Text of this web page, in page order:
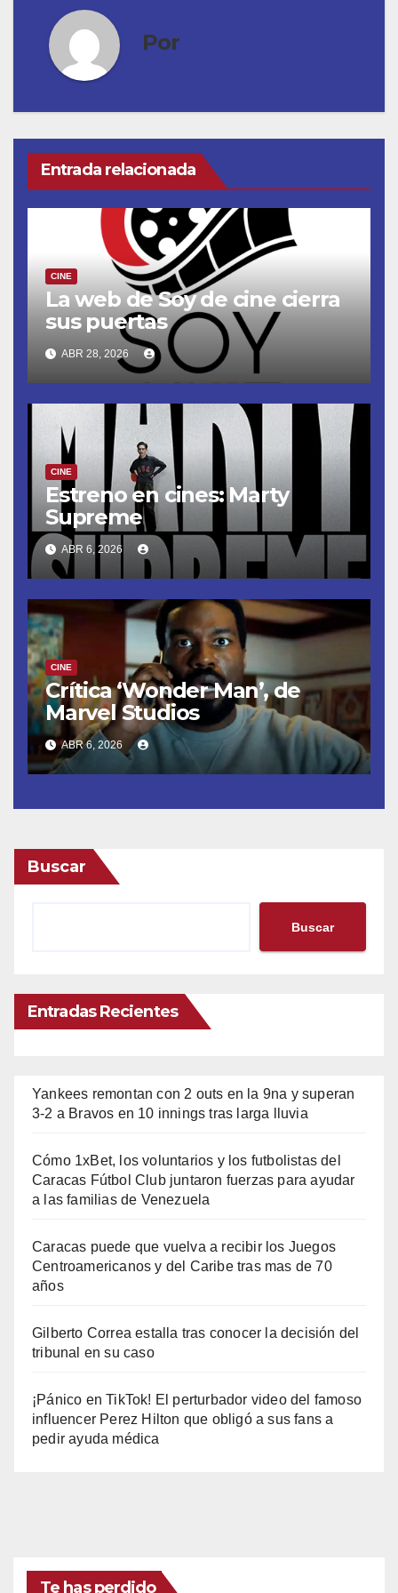
Por
Entrada relacionada
CINE
La web de Soy de cine cierra
sus puertas
ABR 28, 2026
CINE
Estreno en cines: Marty
Supreme
ABR 6, 2026
CINE
Crítica ‘Wonder Man’, de
Marvel Studios
ABR 6, 2026
Buscar
Buscar
Entradas Recientes
Yankees remontan con 2 outs en la 9na y superan
3-2 a Bravos en 10 innings tras larga lluvia
Cómo 1xBet, los voluntarios y los futbolistas del
Caracas Fútbol Club juntaron fuerzas para ayudar
a las familias de Venezuela
Caracas puede que vuelva a recibir los Juegos
Centroamericanos y del Caribe tras mas de 70
años
Gilberto Correa estalla tras conocer la decisión del
tribunal en su caso
¡Pánico en TikTok! El perturbador video del famoso
influencer Perez Hilton que obligó a sus fans a
pedir ayuda médica
Te has perdido